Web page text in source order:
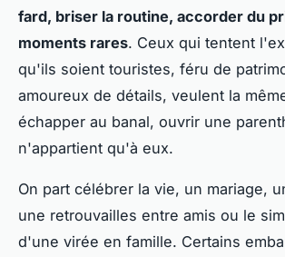
fard, briser la routine, accorder du
moments rares. Ceux qui tentent
qu'ils soient touristes, féru de
amoureux de détails, veulent la
échapper au banal, ouvrir une
n'appartient qu'à eux.
On part célébrer la vie, un mariage,
une retrouvailles entre amis ou le
d'une virée en famille. Certains